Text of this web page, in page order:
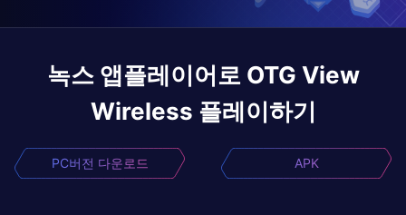
녹스 앱플레이어로 OTG View
Wireless 플레이하기
PC버전 다운로드 APK